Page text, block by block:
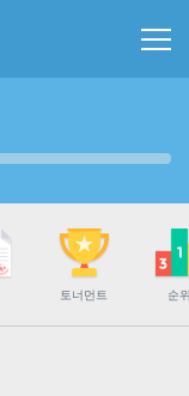
토너먼트 순